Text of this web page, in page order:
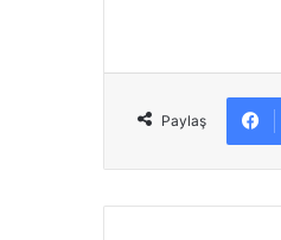
Paylaş